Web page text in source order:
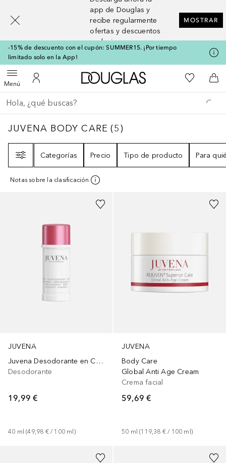
app de Douglas y
recibe regularmente
ofertas y descuentos
exclusivos
MOSTRAR
-15% de descuento con el cupón: SUMMER15. ¡Por tiempo
limitado solo en la App!
MenúAbrir menúMi cuenta
A Douglas HomeMi lista de
A
Regresar
Ejecutar búsqueda
JUVENA BODY CARE5
JUVENA BODY CARE (5)
Categorías
Precio Tipo de producto Para
Notas sobre la clasificación
JUVENA
Juvena Desodorante en Crema
Desodorante
19,99 €
40 ml (49,98 € / 100 ml )
JUVENA
Body Care
Global Anti Age Cream
Crema facial
59,69 €
50 ml (119,38 € / 100 ml )
[navigation.slideout.screenreader]